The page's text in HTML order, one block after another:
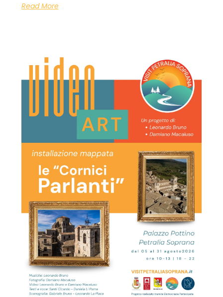
Read More